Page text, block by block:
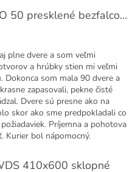
Dvere BERGAMO 50 presklené bezfalcové EXTRA
5 z 5 hviezdičiek.
plne dvere a som veľmi
a hrúbky stien mi veľmi
som mala 90 dvere a
zapasovali, pekne čisté
Dvere sú presne ako na
skor ako sme predpokladali co
Príjemna a pohotova
Kurier bol nápomocný.
410x600 sklopné